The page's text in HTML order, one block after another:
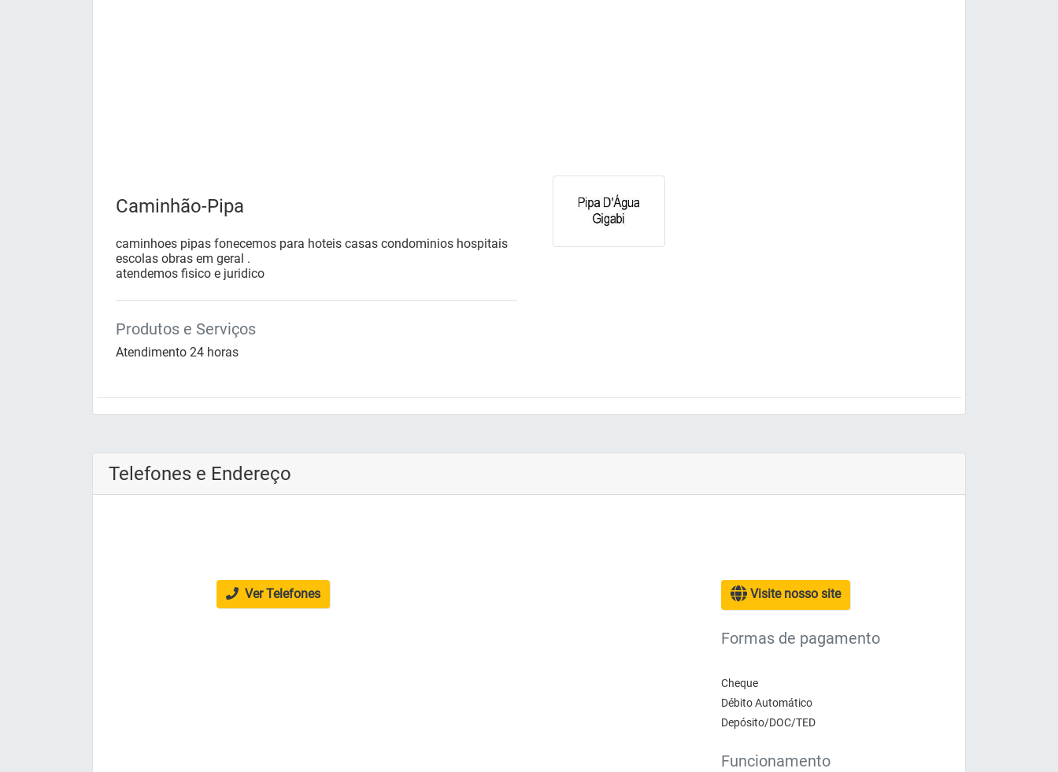
Caminhão-Pipa
caminhoes pipas fonecemos para hoteis casas condominios hospitais
escolas obras em geral .
atendemos fisico e juridico
Produtos e Serviços
Atendimento 24 horas
Telefones e Endereço
Ver Telefones Visite nosso site
Formas de pagamento
Cheque
Débito Automático
Depósito/DOC/TED
Funcionamento